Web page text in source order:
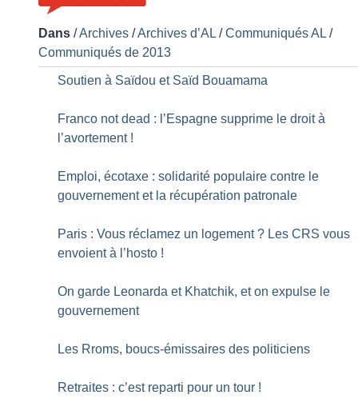
Dans /Archives /Archives d’AL /Communiqués AL /
Communiqués de 2013
Soutien à Saïdou et Saïd Bouamama
Franco not dead : l’Espagne supprime le droit à
l’avortement !
Emploi, écotaxe : solidarité populaire contre le
gouvernement et la récupération patronale
Paris : Vous réclamez un logement ? Les CRS vous
envoient à l’hosto !
On garde Leonarda et Khatchik, et on expulse le
gouvernement
Les Rroms, boucs-émissaires des politiciens
Retraites : c’est reparti pour un tour !